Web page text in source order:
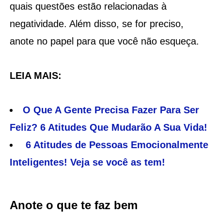
quais questões estão relacionadas à
negatividade. Além disso, se for preciso,
anote no papel para que você não esqueça.
LEIA MAIS:
O Que A Gente Precisa Fazer Para Ser
Feliz? 6 Atitudes Que Mudarão A Sua Vida!
6 Atitudes de Pessoas Emocionalmente
Inteligentes! Veja se você as tem!
Anote o que te faz bem